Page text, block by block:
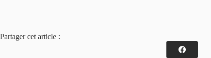
Partager cet article :